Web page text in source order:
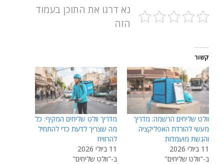
נא דרגו את התוכן בעמוד
הזה
קשור
וולט שליחים הרשמה: מדריך
מעשי להורדת האפליקציה
והגשת מועמדות
11 ביולי 2026
ב-"וולט שליחים"
מדריך וולט שליחים המקיף: כל
מה שצריך לדעת כדי להתחיל
להרוויח
11 ביולי 2026
ב-"וולט שליחים"